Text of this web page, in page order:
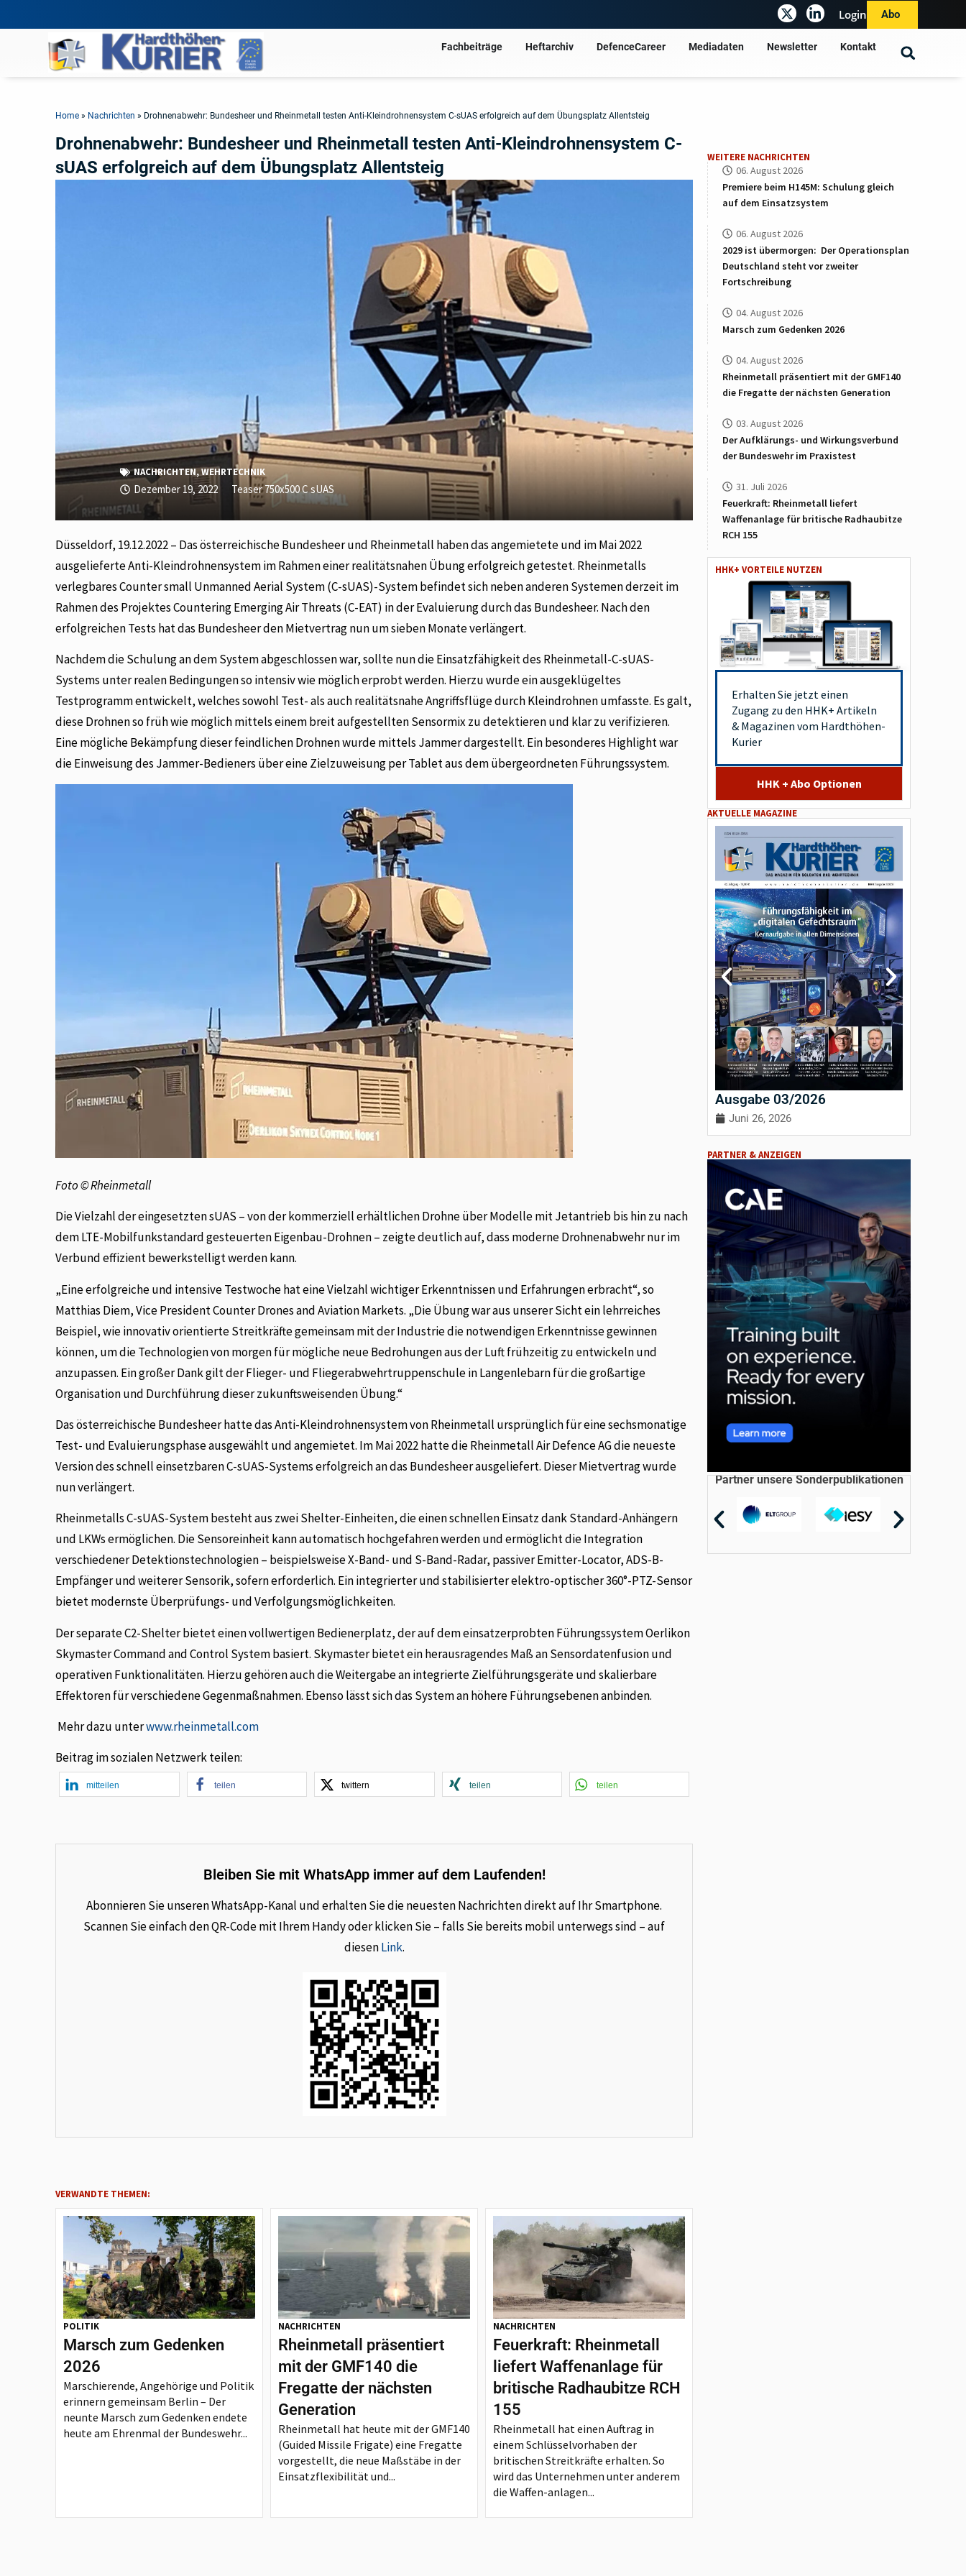
Login Abo
Fachbeiträge Heftarchiv DefenceCareer Mediadaten Newsletter Kontakt
Home » Nachrichten » Drohnenabwehr: Bundesheer und Rheinmetall testen Anti-Kleindrohnensystem C-sUAS erfolgreich auf dem Übungsplatz Allentsteig
Drohnenabwehr: Bundesheer und Rheinmetall testen Anti-Kleindrohnensystem C-
sUAS erfolgreich auf dem Übungsplatz Allentsteig
NACHRICHTEN,WEHRTECHNIK
Dezember 19, 2022 Teaser 750x500 C sUAS
Düsseldorf, 19.12.2022 – Das österreichische Bundesheer und Rheinmetall haben das angemietete und im Mai 2022
ausgelieferte Anti-Kleindrohnensystem im Rahmen einer realitätsnahen Übung erfolgreich getestet. Rheinmetalls
verlegbares Counter small Unmanned Aerial System (C-sUAS)-System befindet sich neben anderen Systemen derzeit im
Rahmen des Projektes Countering Emerging Air Threats (C-EAT) in der Evaluierung durch das Bundesheer. Nach den
erfolgreichen Tests hat das Bundesheer den Mietvertrag nun um sieben Monate verlängert.
Nachdem die Schulung an dem System abgeschlossen war, sollte nun die Einsatzfähigkeit des Rheinmetall-C-sUAS-
Systems unter realen Bedingungen so intensiv wie möglich erprobt werden. Hierzu wurde ein ausgeklügeltes
Testprogramm entwickelt, welches sowohl Test- als auch realitätsnahe Angriffsflüge durch Kleindrohnen umfasste. Es galt,
diese Drohnen so früh wie möglich mittels einem breit aufgestellten Sensormix zu detektieren und klar zu verifizieren.
Eine mögliche Bekämpfung dieser feindlichen Drohnen wurde mittels Jammer dargestellt. Ein besonderes Highlight war
die Einweisung des Jammer-Bedieners über eine Zielzuweisung per Tablet aus dem übergeordneten Führungssystem.
Foto © Rheinmetall
Die Vielzahl der eingesetzten sUAS – von der kommerziell erhältlichen Drohne über Modelle mit Jetantrieb bis hin zu nach
dem LTE-Mobilfunkstandard gesteuerten Eigenbau-Drohnen – zeigte deutlich auf, dass moderne Drohnenabwehr nur im
Verbund effizient bewerkstelligt werden kann.
„Eine erfolgreiche und intensive Testwoche hat eine Vielzahl wichtiger Erkenntnissen und Erfahrungen erbracht“, so
Matthias Diem, Vice President Counter Drones and Aviation Markets. „Die Übung war aus unserer Sicht ein lehrreiches
Beispiel, wie innovativ orientierte Streitkräfte gemeinsam mit der Industrie die notwendigen Erkenntnisse gewinnen
können, um die Technologien von morgen für mögliche neue Bedrohungen aus der Luft frühzeitig zu entwickeln und
anzupassen. Ein großer Dank gilt der Flieger- und Fliegerabwehrtruppenschule in Langenlebarn für die großartige
Organisation und Durchführung dieser zukunftsweisenden Übung.“
Das österreichische Bundesheer hatte das Anti-Kleindrohnensystem von Rheinmetall ursprünglich für eine sechsmonatige
Test- und Evaluierungsphase ausgewählt und angemietet. Im Mai 2022 hatte die Rheinmetall Air Defence AG die neueste
Version des schnell einsetzbaren C-sUAS-Systems erfolgreich an das Bundesheer ausgeliefert. Dieser Mietvertrag wurde
nun verlängert.
Rheinmetalls C-sUAS-System besteht aus zwei Shelter-Einheiten, die einen schnellen Einsatz dank Standard-Anhängern
und LKWs ermöglichen. Die Sensoreinheit kann automatisch hochgefahren werden und ermöglicht die Integration
verschiedener Detektionstechnologien – beispielsweise X-Band- und S-Band-Radar, passiver Emitter-Locator, ADS-B-
Empfänger und weiterer Sensorik, sofern erforderlich. Ein integrierter und stabilisierter elektro-optischer 360°-PTZ-Sensor
bietet modernste Überprüfungs- und Verfolgungsmöglichkeiten.
Der separate C2-Shelter bietet einen vollwertigen Bedienerplatz, der auf dem einsatzerprobten Führungssystem Oerlikon
Skymaster Command and Control System basiert. Skymaster bietet ein herausragendes Maß an Sensordatenfusion und
operativen Funktionalitäten. Hierzu gehören auch die Weitergabe an integrierte Zielführungsgeräte und skalierbare
Effektoren für verschiedene Gegenmaßnahmen. Ebenso lässt sich das System an höhere Führungsebenen anbinden.
Mehr dazu unterwww.rheinmetall.com
Beitrag im sozialen Netzwerk teilen:
mitteilen teilen twittern teilen teilen
Bleiben Sie mit WhatsApp immer auf dem Laufenden!
Abonnieren Sie unseren WhatsApp-Kanal und erhalten Sie die neuesten Nachrichten direkt auf Ihr Smartphone.
Scannen Sie einfach den QR-Code mit Ihrem Handy oder klicken Sie – falls Sie bereits mobil unterwegs sind – auf
diesenLink.
VERWANDTE THEMEN:
POLITIK
Marsch zum Gedenken
2026
Marschierende, Angehörige und Politik
erinnern gemeinsam Berlin – Der
neunte Marsch zum Gedenken endete
heute am Ehrenmal der Bundeswehr...
NACHRICHTEN
Rheinmetall präsentiert
mit der GMF140 die
Fregatte der nächsten
Generation
Rheinmetall hat heute mit der GMF140
(Guided Missile Frigate) eine Fregatte
vorgestellt, die neue Maßstäbe in der
Einsatzflexibilität und...
NACHRICHTEN
Feuerkraft: Rheinmetall
liefert Waffenanlage für
britische Radhaubitze RCH
155
Rheinmetall hat einen Auftrag in
einem Schlüsselvorhaben der
britischen Streitkräfte erhalten. So
wird das Unternehmen unter anderem
die Waffen-anlagen...
WEITERE NACHRICHTEN
06. August 2026
Premiere beim H145M: Schulung gleich
auf dem Einsatzsystem
06. August 2026
2029 ist übermorgen: Der Operationsplan
Deutschland steht vor zweiter
Fortschreibung
04. August 2026
Marsch zum Gedenken 2026
04. August 2026
Rheinmetall präsentiert mit der GMF140
die Fregatte der nächsten Generation
03. August 2026
Der Aufklärungs- und Wirkungsverbund
der Bundeswehr im Praxistest
31. Juli 2026
Feuerkraft: Rheinmetall liefert
Waffenanlage für britische Radhaubitze
RCH 155
HHK+ VORTEILE NUTZEN
Erhalten Sie jetzt einen
Zugang zu den HHK+ Artikeln
& Magazinen vom Hardthöhen-
Kurier
HHK + Abo Optionen
AKTUELLE MAGAZINE
Ausgabe 03/2026
Juni 26, 2026
PARTNER & ANZEIGEN
Partner unsere Sonderpublikationen